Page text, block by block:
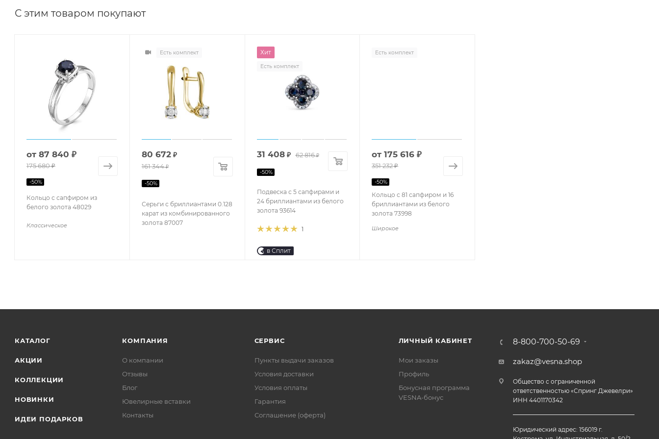
С этим товаром покупают
Кольцо с сапфиром из
белого золота 48029
Классическое
от 87 840 ₽
175 680 ₽
-50%
Есть комплект
Серьги с бриллиантами 0.128
карат из комбинированного
золота 87007
80 672₽
161 344₽
-50%
Хит
Есть комплект
1
Подвеска с 5 сапфирами и
24 бриллиантами из белого
золота 93614
31 408₽ 62 816₽
-50%
в Сплит
Есть комплект
Кольцо с 81 сапфиром и 16
бриллиантами из белого
золота 73998
Широкое
от175 616 ₽
351 232 ₽
-50%
КАТАЛОГ
АКЦИИ
КОЛЛЕКЦИИ
НОВИНКИ
ИДЕИ ПОДАРКОВ
КОМПАНИЯ
О компании
Отзывы
Блог
Ювелирные вставки
Контакты
СЕРВИС
Пункты выдачи заказов
Условия доставки
Условия оплаты
Гарантия
Соглашение (оферта)
ЛИЧНЫЙ КАБИНЕТ
Мои заказы
Профиль
Бонусная программа
VESNA-бонус
8-800-700-50-69
zakaz@vesna.shop
Общество с ограниченной
ответственностью «Спринг Джевелри»
ИНН 4401170342
Юридический адрес: 156019 г.